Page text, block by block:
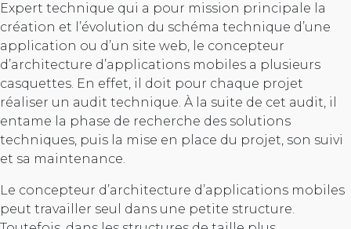
Expert technique qui a pour mission principale la
création et l’évolution du schéma technique d’une
application ou d’un site web, le concepteur
d’architecture d’applications mobiles a plusieurs
casquettes. En effet, il doit pour chaque projet
réaliser un audit technique. À la suite de cet audit, il
entame la phase de recherche des solutions
techniques, puis la mise en place du projet, son suivi
et sa maintenance.
Le concepteur d’architecture d’applications mobiles
peut travailler seul dans une petite structure.